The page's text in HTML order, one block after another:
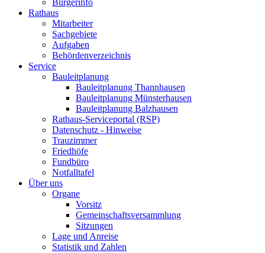
Bürgerinfo
Rathaus
Mitarbeiter
Sachgebiete
Aufgaben
Behördenverzeichnis
Service
Bauleitplanung
Bauleitplanung Thannhausen
Bauleitplanung Münsterhausen
Bauleitplanung Balzhausen
Rathaus-Serviceportal (RSP)
Datenschutz - Hinweise
Trauzimmer
Friedhöfe
Fundbüro
Notfalltafel
Über uns
Organe
Vorsitz
Gemeinschaftsversammlung
Sitzungen
Lage und Anreise
Statistik und Zahlen